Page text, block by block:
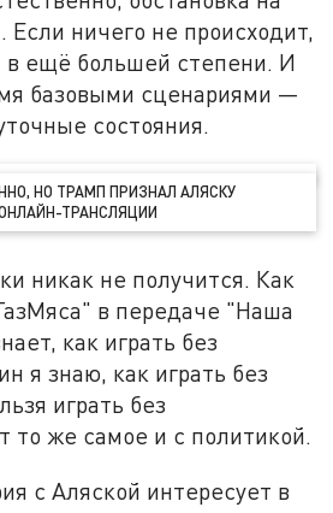
ничего не происходит,
в ещё большей степени. И
базовыми сценариями —
состояния.
НО ТРАМП ПРИЗНАЛ АЛЯСКУ
ТРАНСЛЯЦИИ
никак не получится. Как
в передаче "Наша
как играть без
я знаю, как играть без
играть без
то же самое и с политикой.
с Аляской интересует в